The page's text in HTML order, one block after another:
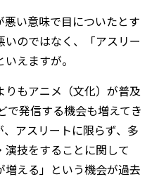
い意味で目についたとす
のではなく、「アスリー
えますが。
もアニメ（文化）が普及
で発信する機会も増えてき
アスリートに限らず、多
演技をすることに関して
える」という機会が過去